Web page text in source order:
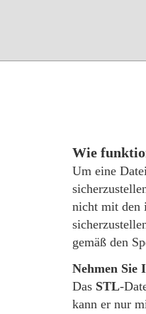
Wie
Um eine
nicht mit den
gemäß den
Nehmen Sie
Das STL-
kann er nur